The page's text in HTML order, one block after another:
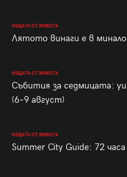
НЕЩАТА ОТ ЖИВОТА
Лятото винаги е в
НЕЩАТА ОТ ЖИВОТА
Събития за седмицата:
(6–9 август)
НЕЩАТА ОТ ЖИВОТА
Summer City Guide: 72